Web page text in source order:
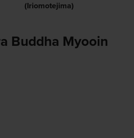
(Iriomotejima)
Buddha Myooin